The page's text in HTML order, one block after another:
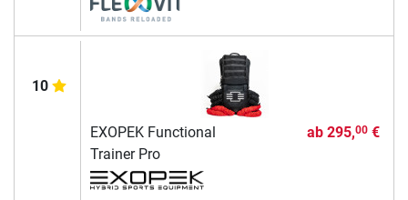
10
EXOPEK Functional
Trainer Pro
ab 295,00€